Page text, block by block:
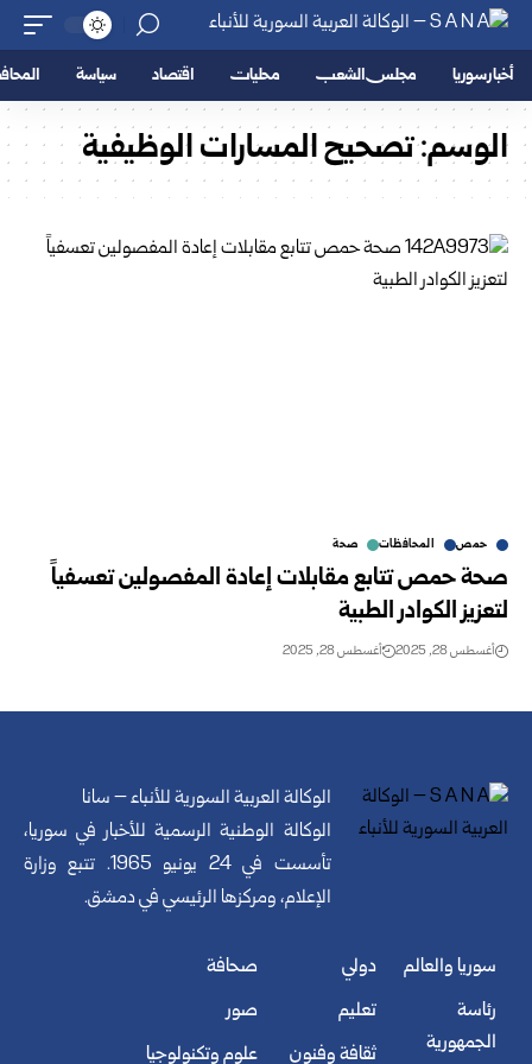
أخبار سوريا مجلس الشعب محليات اقتصاد سياسة
الوسم:تصحيح المسارات الوظيفية
حمص المحافظات صحة
صحة حمص تتابع مقابلات إعادة المفصولين تعسفياً
لتعزيز الكوادر الطبية
أغسطس 28, 2025 أغسطس 28, 2025
الوكالة العربية السورية للأنباء – سانا
الوكالة الوطنية الرسمية للأخبار في سوريا،
تأسست في 24 يونيو 1965. تتبع وزارة
الإعلام، ومركزها الرئيسي في دمشق.
سوريا والعالم
رئاسة
الجمهورية
دولي
تعليم
ثقافة وفنون
صحافة
صور
علوم وتكنولوجيا